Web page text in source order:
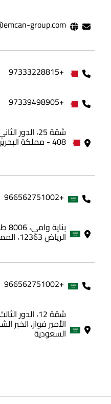
group.com
+97333228815
+97339498905
408 - مملكة البحرين
+966562751002
الرياض 12363، المملكة العربية السعودية
+966562751002
شقة 12،
الأمير فواز، الخبر
السعودية